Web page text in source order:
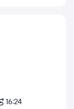
16:24